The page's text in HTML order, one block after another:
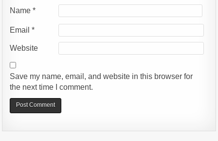
Name*
Email*
Website
Save my name, email, and website in this browser for
the next time I comment.